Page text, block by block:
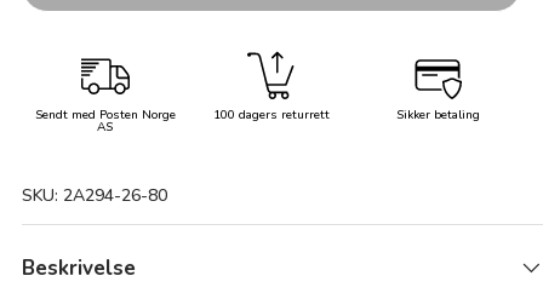
Sendt med Posten Norge
AS
100 dagers returrett Sikker betaling
SKU: 2A294-26-80
Beskrivelse